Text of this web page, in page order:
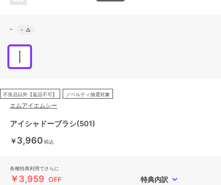
- - △
不良品以外【返品不可】 ノベルティ抽選対象
エムアイエムシー
アイシャドーブラシ(501)
￥3,960 税込
各種特典利用でさらに
￥3,959 OFF 特典内訳